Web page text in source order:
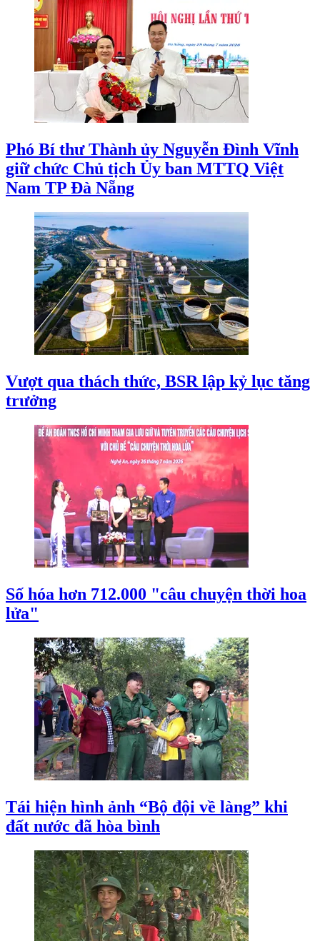
Phó Bí thư Thành ủy Nguyễn Đình Vĩnh
giữ chức Chủ tịch Ủy ban MTTQ Việt
Nam TP Đà Nẵng
Vượt qua thách thức, BSR lập kỷ lục tăng
trưởng
Số hóa hơn 712.000 "câu chuyện thời hoa
lửa"
Tái hiện hình ảnh “Bộ đội về làng” khi
đất nước đã hòa bình